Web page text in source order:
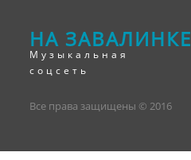
НА ЗАВАЛИНКЕ
Музыкальная
соцсеть
Все права защищены © 2016